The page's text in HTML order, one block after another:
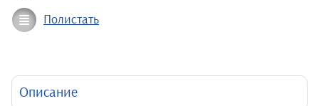
Полистать
Описание